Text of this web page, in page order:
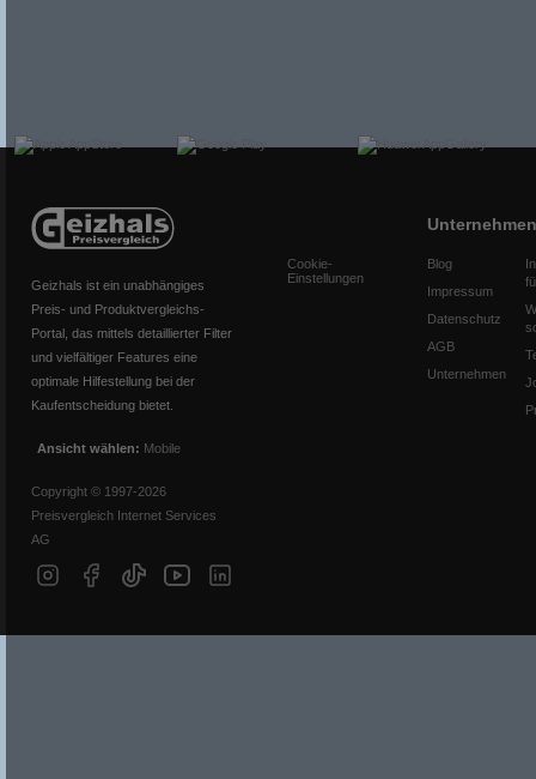
Geizhals ist ein unabhängiges
Preis- und Produktvergleichs-
Portal, das mittels detaillierter Filter
und vielfältiger Features eine
optimale Hilfestellung bei der
Kaufentscheidung bietet.
Ansicht wählen: Mobile
Copyright © 1997-2026
Preisvergleich Internet Services
AG
Cookie-
Einstellungen
Unternehmen
Blog
Impressum
Datenschutz
AGB
Unternehmen